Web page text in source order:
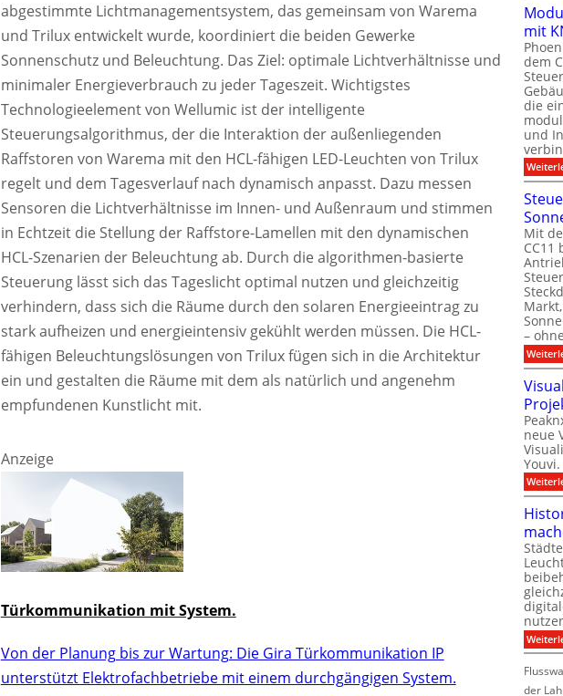
abgestimmte Lichtmanagementsystem, das gemeinsam von Warema
und Trilux entwickelt wurde, koordiniert die beiden Gewerke
Sonnenschutz und Beleuchtung. Das Ziel: optimale Lichtverhältnisse und
minimaler Energieverbrauch zu jeder Tageszeit. Wichtigstes
Technologieelement von Wellumic ist der intelligente
Steuerungsalgorithmus, der die Interaktion der außenliegenden
Raffstoren von Warema mit den HCL-fähigen LED-Leuchten von Trilux
regelt und dem Tagesverlauf nach dynamisch anpasst. Dazu messen
Sensoren die Lichtverhältnisse im Innen- und Außenraum und stimmen
in Echtzeit die Stellung der Raffstore-Lamellen mit den dynamischen
HCL-Szenarien der Beleuchtung ab. Durch die algorithmen-basierte
Steuerung lässt sich das Tageslicht optimal nutzen und gleichzeitig
verhindern, dass sich die Räume durch den solaren Energieeintrag zu
stark aufheizen und energieintensiv gekühlt werden müssen. Die HCL-
fähigen Beleuchtungslösungen von Trilux fügen sich in die Architektur
ein und gestalten die Räume mit dem als natürlich und angenehm
empfundenen Kunstlicht mit.
Anzeige
Türkommunikation mit System.
Von der Planung bis zur Wartung: Die Gira Türkommunikation IP
unterstützt Elektrofachbetriebe mit einem durchgängigen System.
mit
dem
die
und
Mit
CC11
–
neue
Youvi.
der